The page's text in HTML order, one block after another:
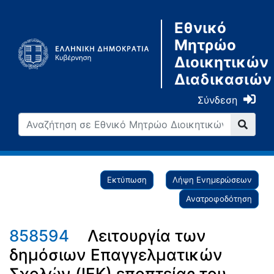
Εθνικό
Μητρώο
Διοικητικών
Διαδικασιών
Σύνδεση
Εκτύπωση
Λήψη Ενημερώσεων
Ανατροφοδότηση
858594
Λειτουργία των
δημόσιων Επαγγελματικών